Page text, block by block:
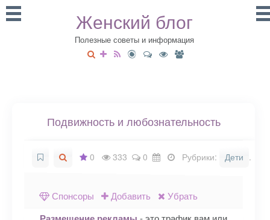
Женский блог
Полезные советы и информация
Подвижность и любознательность
0 333 0 Рубрики: Дети .
Спонсоры Добавить Убрать